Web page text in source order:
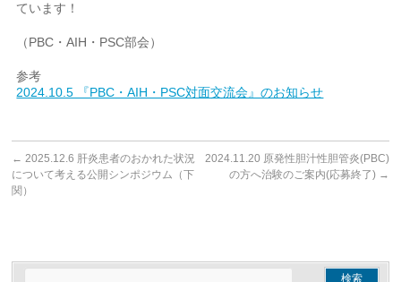
ています！
（PBC・AIH・PSC部会）
参考
2024.10.5 『PBC・AIH・PSC対面交流会』のお知らせ
← 2025.12.6 肝炎患者のおかれた状況
について考える公開シンポジウム（下
関）
2024.11.20 原発性胆汁性胆管炎(PBC)
の方へ治験のご案内(応募終了) →